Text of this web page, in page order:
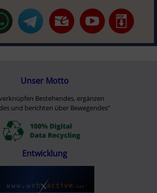
Unser Motto
Bestehendes, ergänzen
und berichten über Bewegendes”
Entwicklung